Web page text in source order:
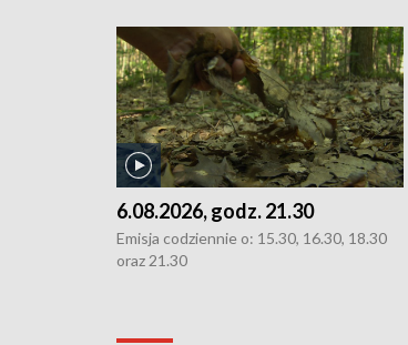
6.08.2026, godz. 21.30
Emisja codziennie o: 15.30, 16.30, 18.30
oraz 21.30